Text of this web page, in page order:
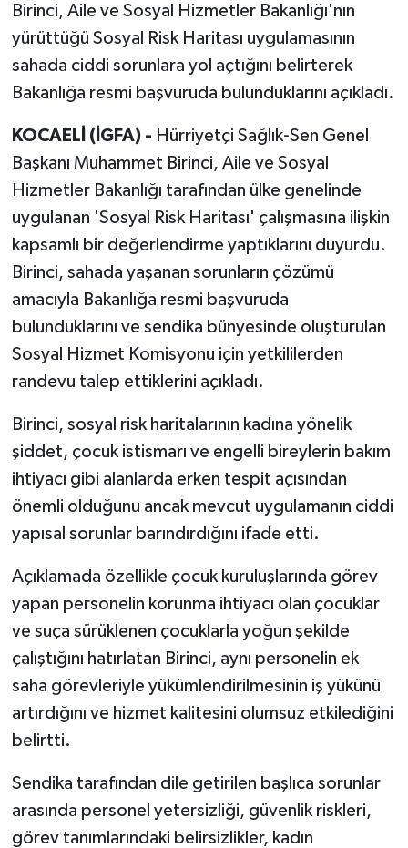
Birinci, Aile ve Sosyal Hizmetler Bakanlığı'nın
yürüttüğü Sosyal Risk Haritası uygulamasının
sahada ciddi sorunlara yol açtığını belirterek
Bakanlığa resmi başvuruda bulunduklarını açıkladı.
KOCAELİ (İGFA) - Hürriyetçi Sağlık-Sen Genel
Başkanı Muhammet Birinci, Aile ve Sosyal
Hizmetler Bakanlığı tarafından ülke genelinde
uygulanan 'Sosyal Risk Haritası' çalışmasına ilişkin
kapsamlı bir değerlendirme yaptıklarını duyurdu.
Birinci, sahada yaşanan sorunların çözümü
amacıyla Bakanlığa resmi başvuruda
bulunduklarını ve sendika bünyesinde oluşturulan
Sosyal Hizmet Komisyonu için yetkililerden
randevu talep ettiklerini açıkladı.
Birinci, sosyal risk haritalarının kadına yönelik
şiddet, çocuk istismarı ve engelli bireylerin bakım
ihtiyacı gibi alanlarda erken tespit açısından
önemli olduğunu ancak mevcut uygulamanın ciddi
yapısal sorunlar barındırdığını ifade etti.
Açıklamada özellikle çocuk kuruluşlarında görev
yapan personelin korunma ihtiyacı olan çocuklar
ve suça sürüklenen çocuklarla yoğun şekilde
çalıştığını hatırlatan Birinci, aynı personelin ek
saha görevleriyle yükümlendirilmesinin iş yükünü
artırdığını ve hizmet kalitesini olumsuz etkilediğini
belirtti.
Sendika tarafından dile getirilen başlıca sorunlar
arasında personel yetersizliği, güvenlik riskleri,
görev tanımlarındaki belirsizlikler, kadın